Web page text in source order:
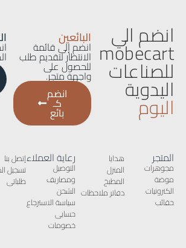
انضم الي
mobecart
للصناعات
اليدوية
اليوم
البائعين
انضم إلى قائمة
الانتظار لتقديم طلب
للحصول على
واجهة متجر.
انضم
كـ
بائع
المتجر
مجوهرات
موضة
الكترونيات
حقائب
هدايا
المنزل
المطبخ
دفاتر ملاحظات
رعاية العملاء
التوصيل
ومصاريف
الشحن
سياسة الاسترجاع
حسابى
خصومات
إتصل بنا
تسجيل
طلباتى